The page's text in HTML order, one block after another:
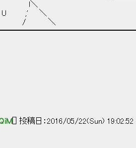
＼
[] 投稿日：2016/05/22(Sun) 19:02:52